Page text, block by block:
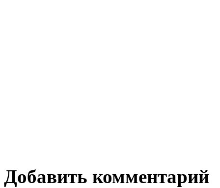
Добавить комментарий